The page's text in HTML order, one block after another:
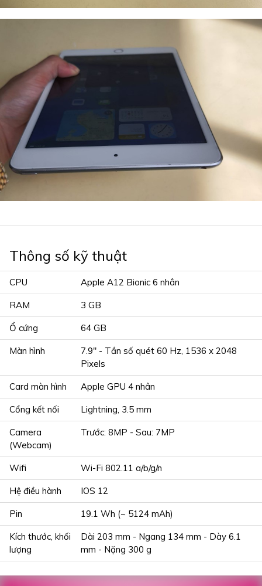
Thông số kỹ thuật
CPU Apple A12 Bionic 6 nhân
RAM 3 GB
Ổ cứng 64 GB
Màn hình
7.9" - Tần số quét 60 Hz, 1536 x 2048
Pixels
Card màn hình Apple GPU 4 nhân
Cổng kết nối Lightning, 3.5 mm
Camera
(Webcam)
Trước: 8MP - Sau: 7MP
Wifi Wi-Fi 802.11 a/b/g/n
Hệ điều hành IOS 12
Pin 19.1 Wh (~ 5124 mAh)
Kích thước, khối
lượng
Dài 203 mm - Ngang 134 mm - Dày 6.1
mm - Nặng 300 g